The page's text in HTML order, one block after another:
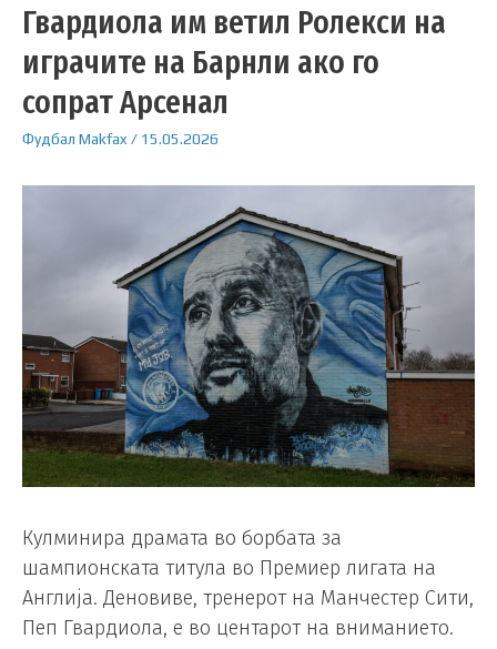
Гвардиола им ветил Ролекси на
играчите на Барнли ако го
сопрат Арсенал
Фудбал Makfax / 15.05.2026
Кулминира драмата во борбата за
шампионската титула во Премиер лигата на
Англија. Деновиве, тренерот на Манчестер Сити,
Пеп Гвардиола, е во центарот на вниманието.